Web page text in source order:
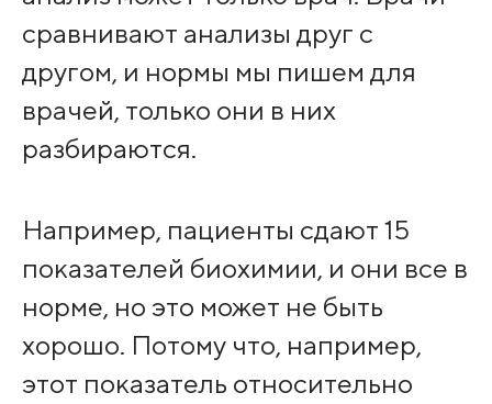
сравнивают анализы друг с
другом, и нормы мы пишем для
врачей, только они в них
разбираются.
Например, пациенты сдают 15
показателей биохимии, и они все в
норме, но это может не быть
хорошо. Потому что, например,
этот показатель относительно